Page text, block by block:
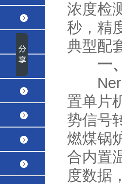
浓度检
秒，精
典型配
一
置单片
势信号
燃煤锅
合内置
度数据